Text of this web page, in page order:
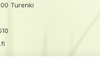
Turenki